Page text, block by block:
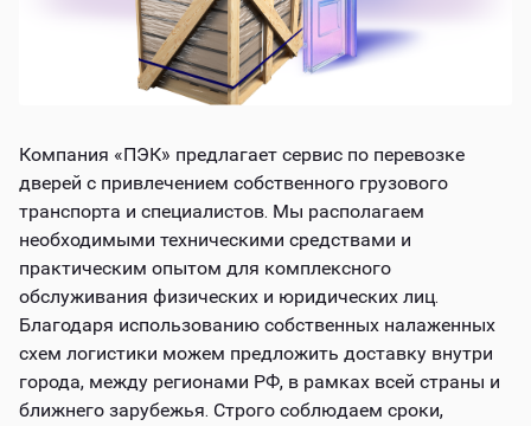
Компания «ПЭК» предлагает сервис по перевозке
дверей с привлечением собственного грузового
транспорта и специалистов. Мы располагаем
необходимыми техническими средствами и
практическим опытом для комплексного
обслуживания физических и юридических лиц.
Благодаря использованию собственных налаженных
схем логистики можем предложить доставку внутри
города, между регионами РФ, в рамках всей страны и
ближнего зарубежья. Строго соблюдаем сроки,